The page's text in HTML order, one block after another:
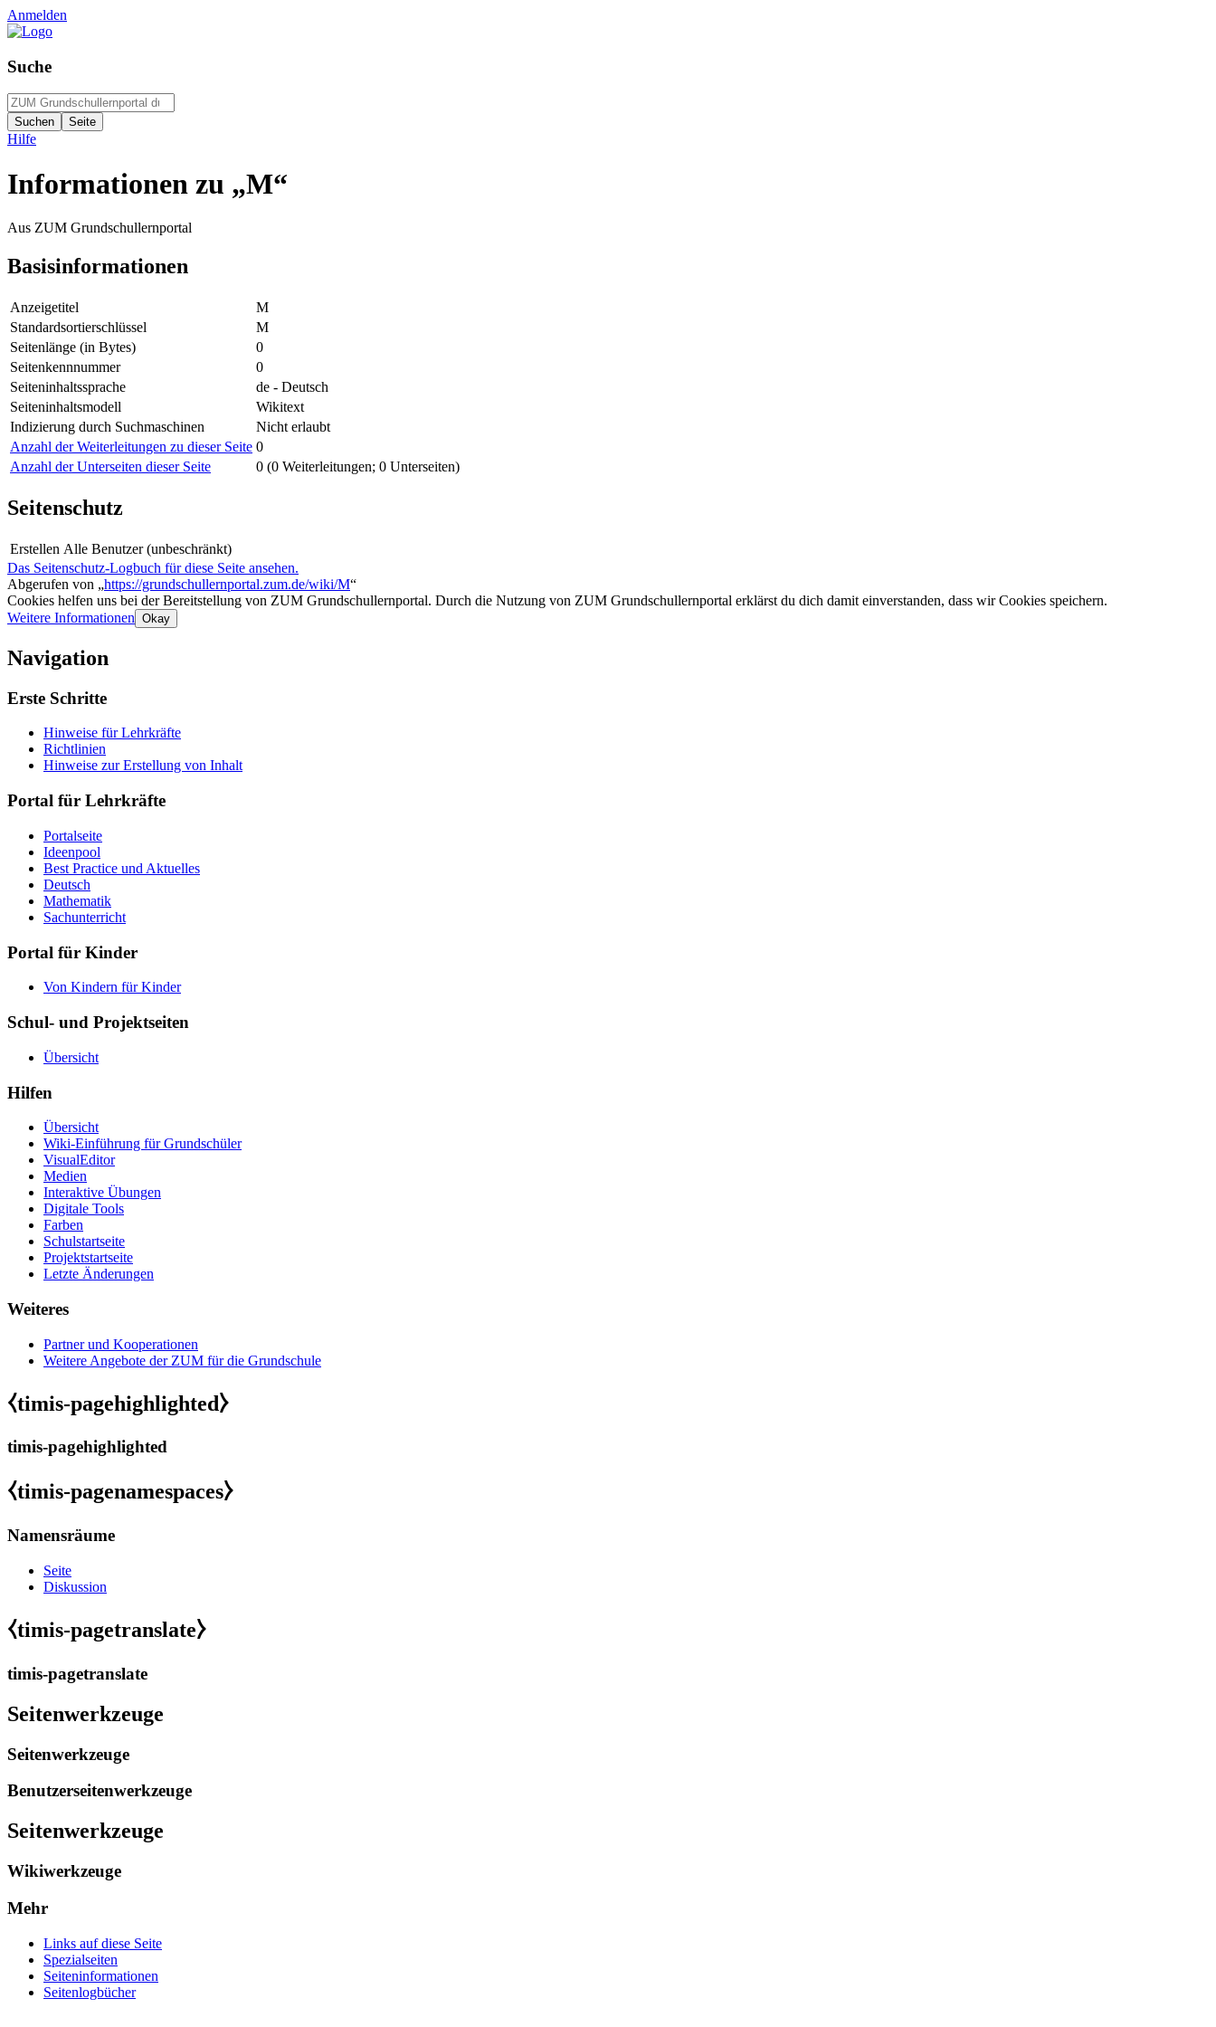
Anmelden
Suche
Hilfe
Informationen zu „M“
Aus ZUM Grundschullernportal
Basisinformationen
Anzeigetitel
M
Standardsortierschlüssel
M
Seitenlänge (in Bytes)
0
Seitenkennnummer
0
Seiteninhaltssprache
de - Deutsch
Seiteninhaltsmodell
Wikitext
Indizierung durch Suchmaschinen
Nicht erlaubt
Anzahl der Weiterleitungen zu dieser Seite 0
Anzahl der Unterseiten dieser Seite
0 (0 Weiterleitungen; 0 Unterseiten)
Seitenschutz
Erstellen Alle Benutzer (unbeschränkt)
Das Seitenschutz-Logbuch für diese Seite ansehen.
Abgerufen von „https://grundschullernportal.zum.de/wiki/M“
Cookies helfen uns bei der Bereitstellung von ZUM Grundschullernportal. Durch die Nutzung von ZUM Grundschullernportal erklärst du dich damit einverstanden, dass wir Cookies speichern.
Weitere Informationen Okay
Navigation
Erste Schritte
Hinweise für Lehrkräfte
Richtlinien
Hinweise zur Erstellung von Inhalt
Portal für Lehrkräfte
Portalseite
Ideenpool
Best Practice und Aktuelles
Deutsch
Mathematik
Sachunterricht
Portal für Kinder
Von Kindern für Kinder
Schul- und Projektseiten
Übersicht
Hilfen
Übersicht
Wiki-Einführung für Grundschüler
VisualEditor
Medien
Interaktive Übungen
Digitale Tools
Farben
Schulstartseite
Projektstartseite
Letzte Änderungen
Weiteres
Partner und Kooperationen
Weitere Angebote der ZUM für die Grundschule
⧼timis-pagehighlighted⧽
timis-pagehighlighted
⧼timis-pagenamespaces⧽
Namensräume
Seite
Diskussion
⧼timis-pagetranslate⧽
timis-pagetranslate
Seitenwerkzeuge
Seitenwerkzeuge
Benutzerseitenwerkzeuge
Seitenwerkzeuge
Wikiwerkzeuge
Mehr
Links auf diese Seite
Spezialseiten
Seiten­­informationen
Seitenlogbücher